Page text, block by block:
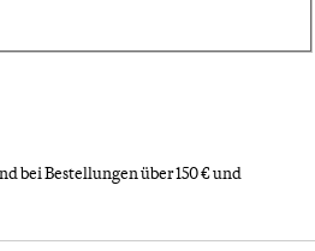
bei Bestellungen über 150 € und